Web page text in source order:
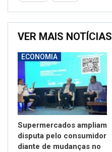
VER MAIS NOTÍCIAS
ECONOMIA
Supermercados ampliam
disputa pelo consumidor
diante de mudanças no